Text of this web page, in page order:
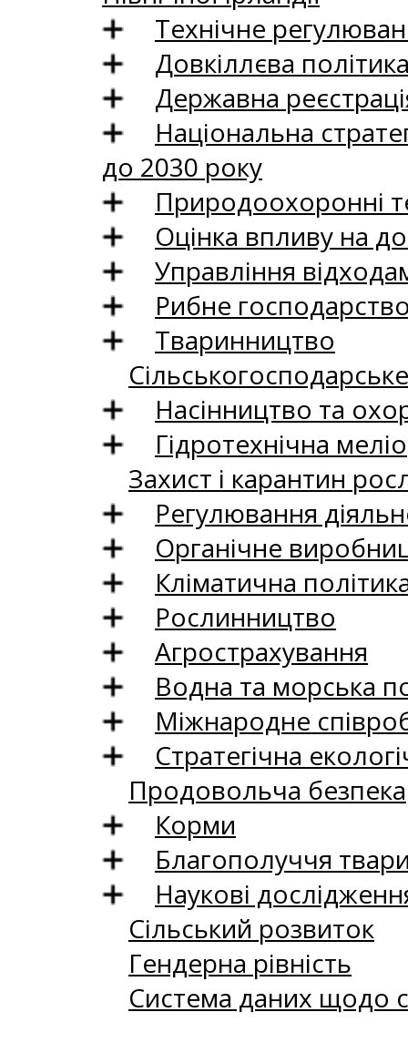
Технічне
Довкіллєва
Державна
Національна
до 2030 року
Природоохоронні
Оцінка впливу на
Управління
Рибне
Тваринництво
Насінництво та
Гідротехнічна
Захист і карантин
Регулювання
Органічне
Кліматична
Рослинництво
Агрострахування
Водна та морська
Міжнародне
Стратегічна
Продовольча безпека
Корми
Благополуччя
Наукові
Сільський розвиток
Гендерна рівність
Система даних щодо